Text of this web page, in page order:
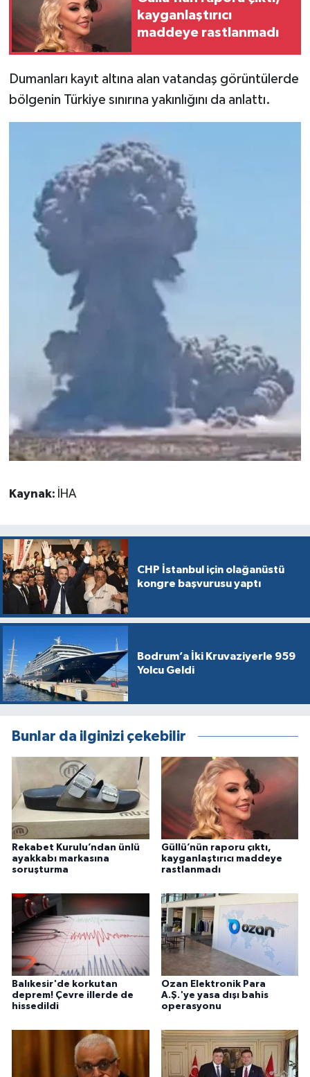
kayganlaştırıcı
maddeye rastlanmadı
Dumanları kayıt altına alan vatandaş görüntülerde
bölgenin Türkiye sınırına yakınlığını da anlattı.
Kaynak: İHA
CHP İstanbul için olağanüstü
kongre başvurusu yaptı
Bodrum’a İki Kruvaziyerle 959
Yolcu Geldi
Bunlar da ilginizi çekebilir
Rekabet Kurulu’ndan ünlü
ayakkabı markasına
soruşturma
Güllü’nün raporu çıktı,
kayganlaştırıcı maddeye
rastlanmadı
Balıkesir'de korkutan
deprem! Çevre illerde de
hissedildi
Ozan Elektronik Para
A.Ş.'ye yasa dışı bahis
operasyonu